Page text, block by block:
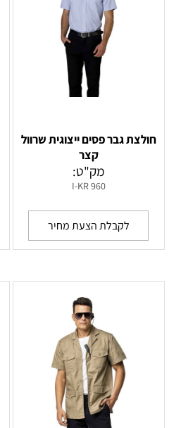
חולצת גבר פסים ייצוגית שרוול
קצר
מק"ט:
I-KR 960
לקבלת הצעת מחיר